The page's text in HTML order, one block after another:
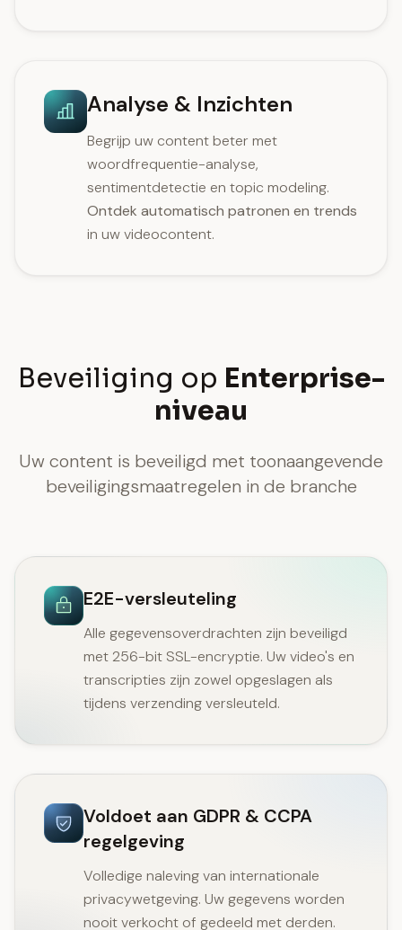
Analyse & Inzichten
Begrijp uw content beter met
woordfrequentie-analyse,
sentimentdetectie en topic modeling.
Ontdek automatisch patronen en trends
in uw videocontent.
Beveiliging op Enterprise-
niveau
Uw content is beveiligd met toonaangevende
beveiligingsmaatregelen in de branche
E2E-versleuteling
Alle gegevensoverdrachten zijn beveiligd
met 256-bit SSL-encryptie. Uw video's en
transcripties zijn zowel opgeslagen als
tijdens verzending versleuteld.
Voldoet aan GDPR & CCPA
regelgeving
Volledige naleving van internationale
privacywetgeving. Uw gegevens worden
nooit verkocht of gedeeld met derden.